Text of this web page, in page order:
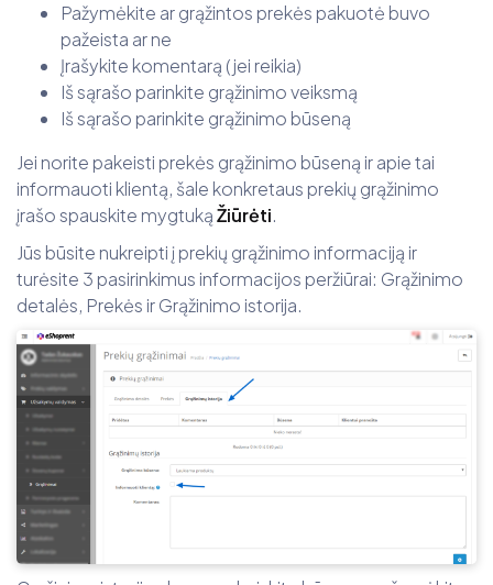
Pažymėkite ar grąžintos prekės pakuotė buvo
pažeista ar ne
Įrašykite komentarą (jei reikia)
Iš sąrašo parinkite grąžinimo veiksmą
Iš sąrašo parinkite grąžinimo būseną
Jei norite pakeisti prekės grąžinimo būseną ir apie tai
informauoti klientą, šale konkretaus prekių grąžinimo
įrašo spauskite mygtukąŽiūrėti.
Jūs būsite nukreipti į prekių grąžinimo informaciją ir
turėsite 3 pasirinkimus informacijos peržiūrai: Grąžinimo
detalės, Prekės ir Grąžinimo istorija.